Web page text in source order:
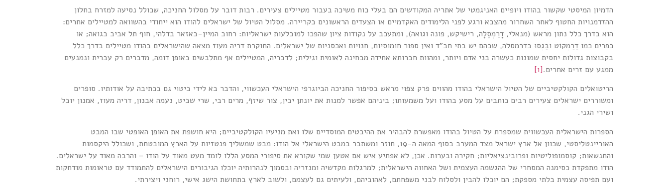
הדמיון המיסטי שקשור בהודו ויופיים האניגמטי של אתריה המקודשים הם בעלי כוח משיכה בעבור מטיילים צעירים. רבות דובר על מסלול החניכה, שכולל נסיעה למזרח בחלון
ההזדמנויות החטוף לאחר השחרור מהצבא ורגע לפני הלימודים האקדמיים או הצעדים הראשונים בקריירה. מסלול הטיול של ישראלים להודו הוא ייחודי בהשוואה למטיילים אחרים:
הוא בדרך כלל נתון מראש (מנאלי, דָרַמְסָלָה, רישיקש, פונה וגואה), ומתעכב על נקודות ציון שהפכו למובלעות ישראליות: רחוב המיין-באזאר בדלהי, חוף תל אביב בגואה; או
כפרים כמו דַרַמְקוֹט ובַּגְסוּ בדרמסלה, שבהם יש בתי חב"ד ואין ספור חומוסיות, חנויות ואכסניות של ישראלים. החוקרת דריה מעוז מצאה שהישראלים בהודו מטיילים בדרך כלל
בקבוצות גדולות יחסית שמונות כעשרה בני אדם ויותר, ומהוות חברותא אחידה מבחינה לאומית וגילית; לדבריה, המטיילים אף מתלבשים באופן דומה, מדברים רק עברית ונמנעים
ממגע עם זרים אחרים.[1]
הריטואלים הקולקטיביים של הטיול הישראלי בהודו מהווים פרק צפוי מראש בסיפור החניכה הביוגרפי הישראלי העכשווי, והדבר בא לידי ביטוי גם בכתיבה על אודותיו. סופרים
ומשוררים ישראלים צעירים רבים כותבים על מסע בהודו ועל משמעותו; ביניהם אפשר למנות את יונתן יבין, צור שיזף, מרים רבי, שרי שביט, נעמה אבנון, דריה מעוז, אמנון יובל
ושירי הגני.
הספרות הישראלית העכשווית שמספרת על הטיול בהודו מאפשרת להבהיר את ההיבטים המוסדיים שלו ואת מניעיו הקולקטיביים; היא חושפת את האופן האופטי שבו המבט
האוריינטליסטי, שכוון אל ארץ ישראל מצד המערב בסוף המאה ה-19, חוזר ומשתבר במבט הישראלי אל הודו: מבט שמשליך פנטזיות על הארץ המובטחת, ושכולל היקסמות
והתנשאות; קוסמופוליטיות ופרובינציאליות; חקירה ובערות. אכן, לא אפתיע איש אם אטען שמי שקורא את סיפורי המסע הללו לומד מעט מאוד על הודו – והרבה מאוד על ישראלים.
הודו מתפקדת כסימנה המסחרי של ההגשמה העצמית ושל האחווה הישראלית; למרגלות מקדשיה ומנזריה ובסמוך לנהרותיה יוכלו הגיבורים הישראלים להתמודד עם טראומות מודחקות
ועם תפיסה עצמית בלתי מספקת; הם יוכלו להבין ולסלוח לבני משפחתם, לאהוביהם, ולעיתים גם לעצמם, ולשוב לארץ בתחושת הישג אישי, רוחני ויצירתי.